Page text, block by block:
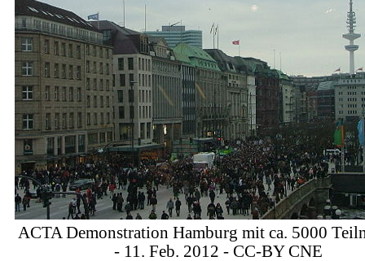
ACTA Demonstration Hamburg mit ca. 5000
- 11. Feb. 2012 - CC-BY CNE